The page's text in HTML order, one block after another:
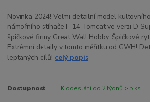
Novinka 2024! Velmi detailní model
námořního stíhače F-14 Tomcat ve verzi D
špičkové firmy Great Wall Hobby. Špičkové
Extrémní detaily v tomto měřítku od GWH!
leptaných dílů! celý popis
Dostupnost K odeslání do 2 týdnů > 5 ks